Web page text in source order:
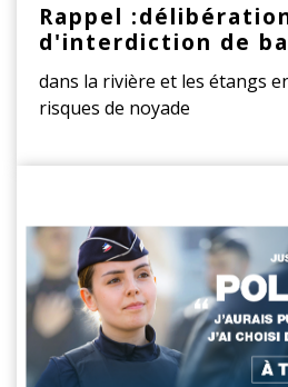
Rappel
d'interdiction de
dans la rivière et les étangs
risques de noyade